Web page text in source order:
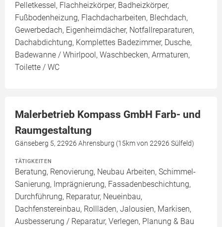
Pelletkessel, Flachheizkörper, Badheizkörper,
Fußbodenheizung, Flachdacharbeiten, Blechdach,
Gewerbedach, Eigenheimdächer, Notfallreparaturen,
Dachabdichtung, Komplettes Badezimmer, Dusche,
Badewanne / Whirlpool, Waschbecken, Armaturen,
Toilette / WC
Malerbetrieb Kompass GmbH Farb- und
Raumgestaltung
Gänseberg 5, 22926 Ahrensburg (15km von 22926 Sülfeld)
TÄTIGKEITEN
Beratung, Renovierung, Neubau Arbeiten, Schimmel-
Sanierung, Imprägnierung, Fassadenbeschichtung,
Durchführung, Reparatur, Neueinbau,
Dachfenstereinbau, Rollläden, Jalousien, Markisen,
Ausbesserung / Reparatur, Verlegen, Planung & Bau